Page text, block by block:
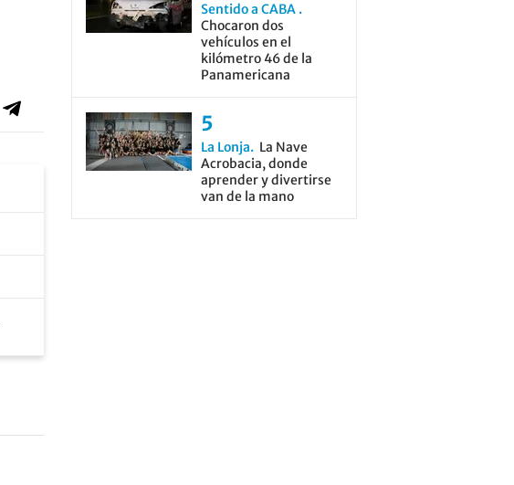
Sentido a CABA
Chocaron dos
vehículos en el
kilómetro 46 de la
Panamericana
La Lonja
La Nave
Acrobacia, donde
aprender y divertirse
van de la mano